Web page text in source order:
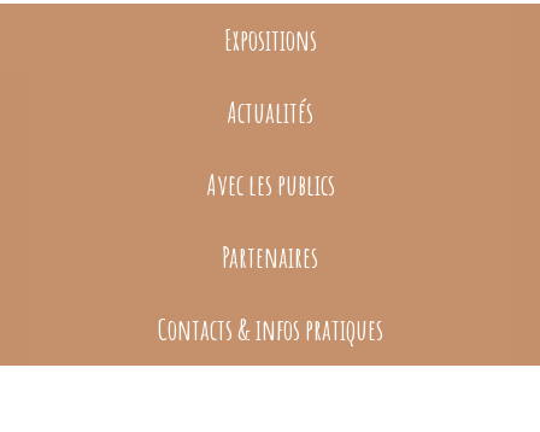
Expositions
Actualités
Avec les publics
Partenaires
Contacts & infos pratiques